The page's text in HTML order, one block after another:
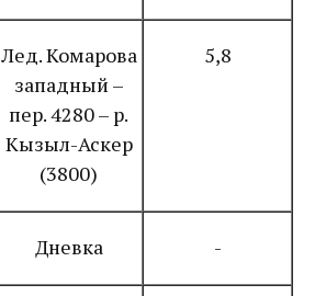
Лед. Комарова
западный –
пер. 4280 – р.
Кызыл-Аскер
(3800)
5,8
Дневка -